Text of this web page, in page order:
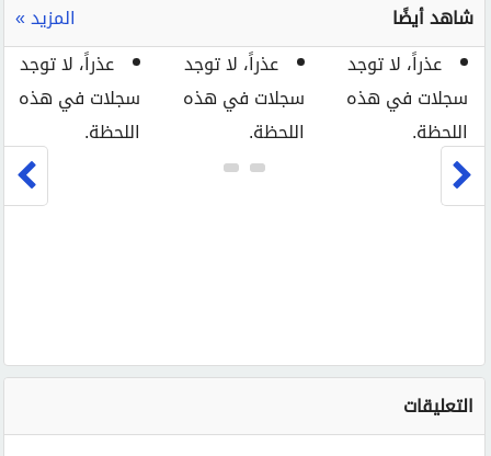
شاهد أيضًا
المزيد »
عذراً، لا توجد
سجلات في هذه
اللحظة.
عذراً، لا توجد
سجلات في هذه
اللحظة.
عذراً، لا توجد
سجلات في هذه
اللحظة.
التعليقات